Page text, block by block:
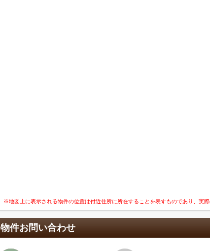
※地図上に表示される物件の位置は付近住所に所在することを表すものであり、実
物件お問い合わせ